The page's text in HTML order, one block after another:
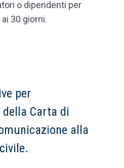
o dipendenti per
30 giorni.
per
della Carta di
alla